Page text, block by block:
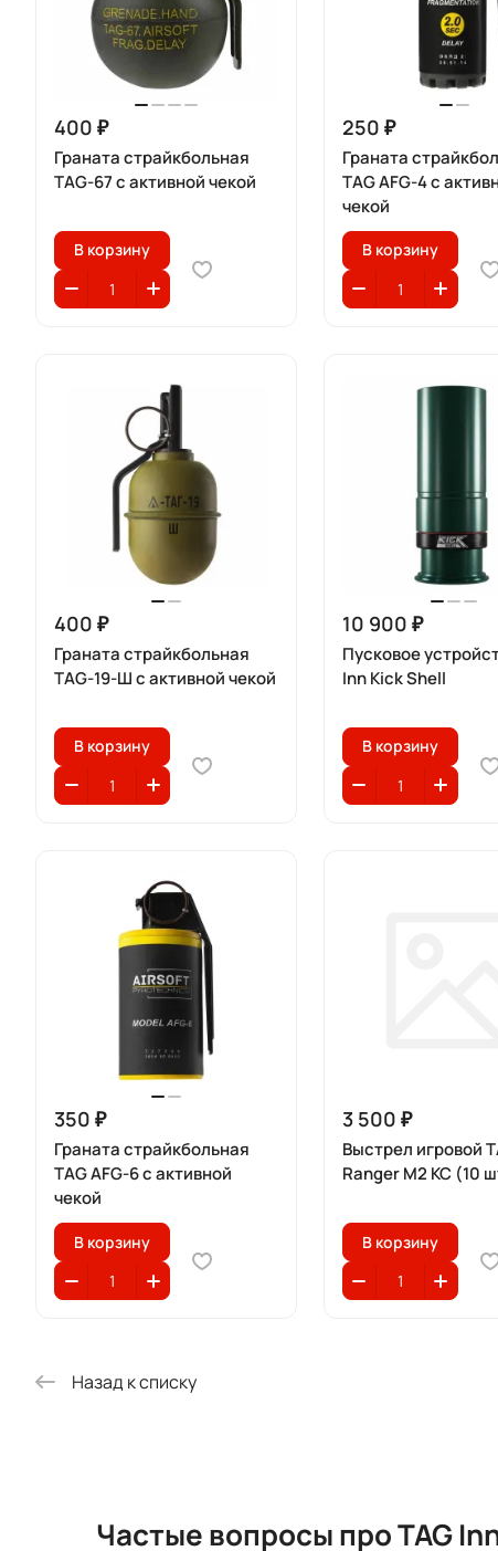
400 ₽
Граната страйкбольная
TAG-67 с активной чекой
В корзину
250 ₽
Граната
TAG AFG-4 с
чекой
В корзину
400 ₽
Граната страйкбольная
TAG-19-Ш с активной чекой
В корзину
10 900 ₽
Пусковое
Inn Kick Shell
В корзину
350 ₽
Граната страйкбольная
TAG AFG-6 с активной
чекой
В корзину
3 500 ₽
Выстрел игровой
Ranger M2 КС (10
В корзину
Назад к списку
Частые вопросы про TAG